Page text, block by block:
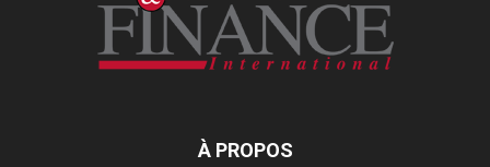
À PROPOS